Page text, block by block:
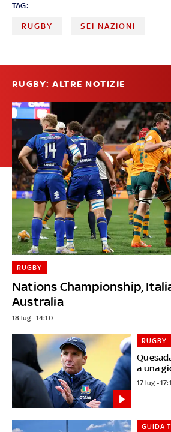
TAG:
RUGBY SEI NAZIONI
RUGBY: ALTRE NOTIZIE
Nations Championship,
Australia
RUGBY
18 lug - 14:10
a una
RUGBY
17 lug -
GUIDA